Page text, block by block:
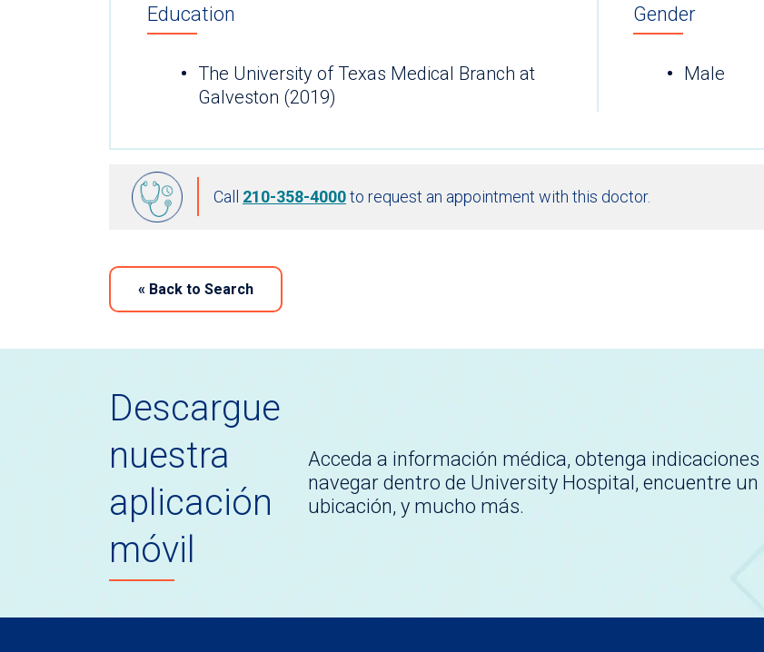
Education
The University of Texas Medical Branch at
Galveston (2019)
Gender
Male
Call 210-358-4000to request an appointment with this doctor.
« Back to Search
Descargue
nuestra
aplicación
móvil
Acceda a información médica, obtenga
navegar dentro de University Hospital, encuentre
ubicación, y mucho más.